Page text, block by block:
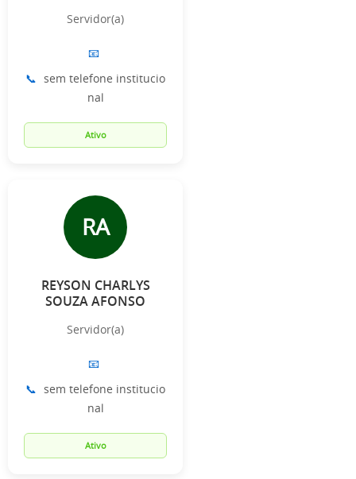
Servidor(a)
📧
📞 sem telefone institucio
nal
Ativo
RA
REYSON CHARLYS
SOUZA AFONSO
Servidor(a)
📧
📞 sem telefone institucio
nal
Ativo